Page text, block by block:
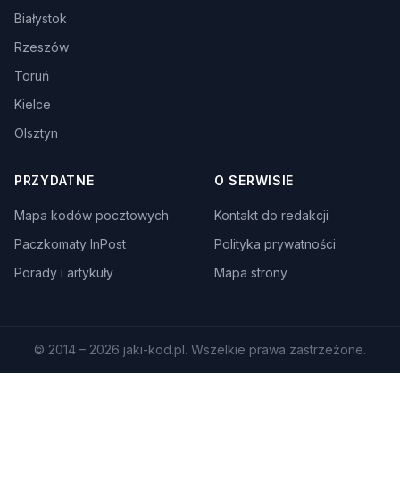
Białystok
Rzeszów
Toruń
Kielce
Olsztyn
PRZYDATNE
Mapa kodów pocztowych
Paczkomaty InPost
Porady i artykuły
O SERWISIE
Kontakt do redakcji
Polityka prywatności
Mapa strony
© 2014 – 2026 jaki-kod.pl. Wszelkie prawa zastrzeżone.